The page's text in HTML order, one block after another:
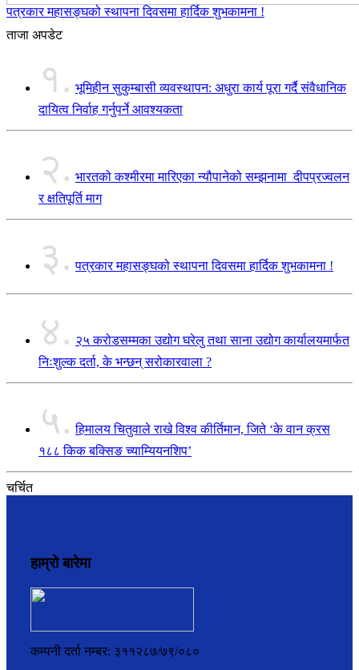
पत्रकार महासङ्घको स्थापना दिवसमा हार्दिक शुभकामना !
ताजा अपडेट
१. भूमिहीन सुकुम्बासी व्यवस्थापन: अधुरा कार्य पूरा गर्दै संवैधानिक
दायित्व निर्वाह गर्नुपर्ने आवश्यकता
२. भारतको कश्मीरमा मारिएका न्यौपानेको सम्झनामा दीपप्रज्वलन
र क्षतिपूर्ति माग
३. पत्रकार महासङ्घको स्थापना दिवसमा हार्दिक शुभकामना !
४. २५ करोडसम्मका उद्योग घरेलु तथा साना उद्योग कार्यालयमार्फत
निःशुल्क दर्ता, के भन्छन् सरोकारवाला ?
५. हिमालय चितुवाले राखे विश्व कीर्तिमान, जिते ‘के वान क्रस
१८८ किक बक्सिङ च्याम्यियनशिप’
चर्चित
हाम्रो बारेमा
कम्पनी दर्ता नम्बर: ३११२८७/७९/०८०